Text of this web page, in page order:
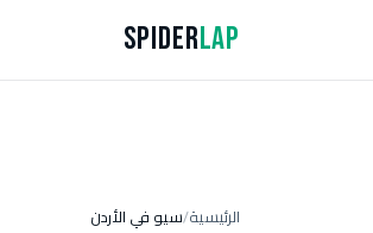
SpiderLap
الرئيسية/سيو في الأردن